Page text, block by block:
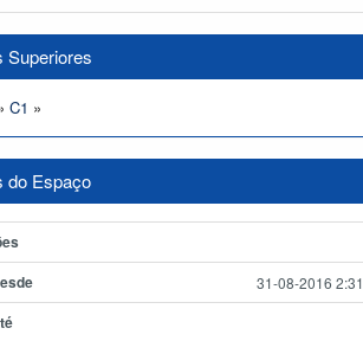
Superiores
C1 »
do Espaço
31-08-2016 2:31